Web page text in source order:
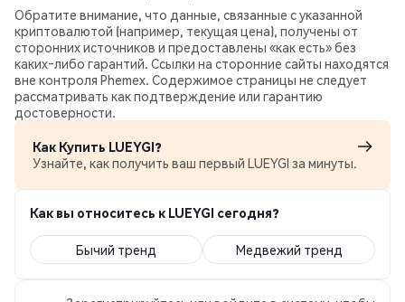
Обратите внимание, что данные, связанные с указанной
криптовалютой (например, текущая цена), получены от
сторонних источников и предоставлены «как есть» без
каких‑либо гарантий. Ссылки на сторонние сайты находятся
вне контроля Phemex. Содержимое страницы не следует
рассматривать как подтверждение или гарантию
достоверности.
Как Купить LUEYGI?
Узнайте, как получить ваш первый LUEYGI за минуты.
Как вы относитесь к LUEYGI сегодня?
Бычий тренд Медвежий тренд